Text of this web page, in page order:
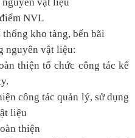
nguyên vật liệu
NVL
kho tàng, bến bãi
nguyên vật liệu:
thiện tổ chức công tác kế
công tác quản lý, sử dụng
liệu
thiện